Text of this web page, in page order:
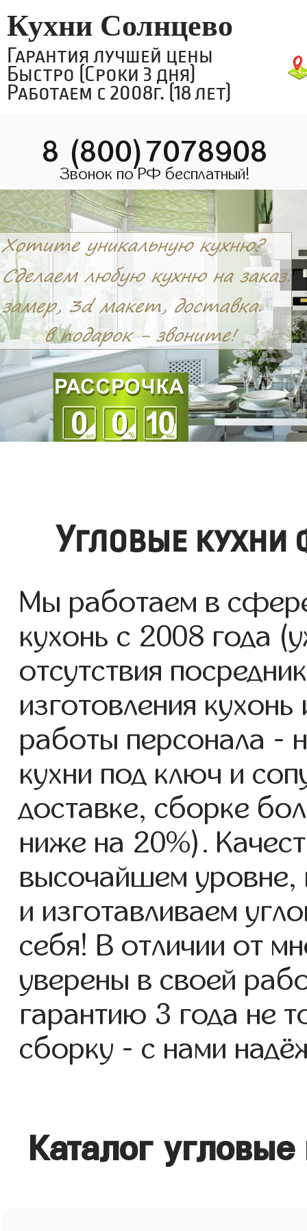
Кухни Солнцево
Гарантия лучшей цены
Быстро (Сроки 3 дня)
Работаем с 2008г. (18 лет)
8 (800)7078908
Звонок по РФ бесплатный!
Угловые кухни
Мы работаем в
кухонь с 2008 года
отсутствия
изготовления
работы персонала -
кухни под ключ и
доставке, сборке
ниже на 20%).
высочайшем
и изготавливаем
себя! В отличии от
уверены в своей
гарантию 3 года не
сборку - с нами
Каталог